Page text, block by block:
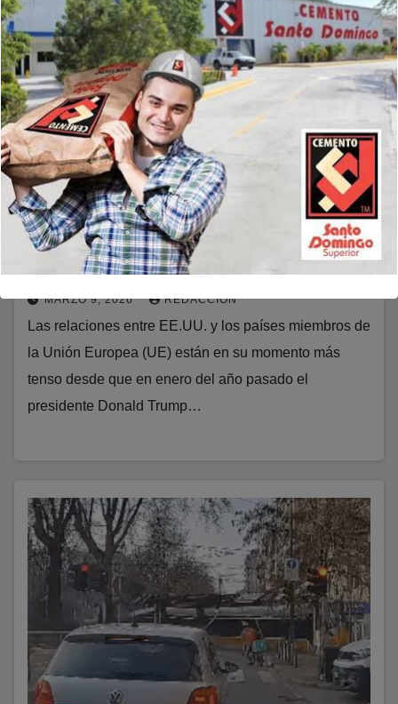
MUNDIALES
Trump frente a Europa: del «no
estamos tratando con Winston
Churchill» a las amenazas a España
MARZO 9, 2026 REDACCIÓN
Las relaciones entre EE.UU. y los países miembros de
la Unión Europea (UE) están en su momento más
tenso desde que en enero del año pasado el
presidente Donald Trump…